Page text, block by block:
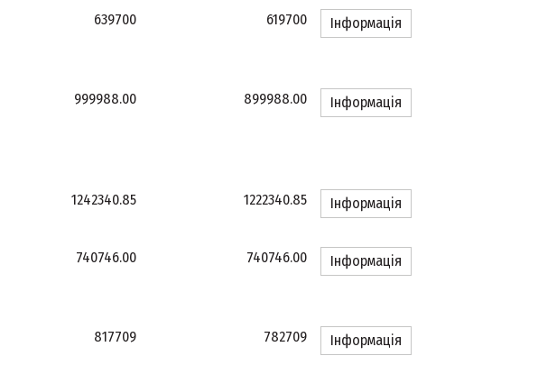
639700 619700 Інформація
999988.00 899988.00 Інформація
1242340.85 1222340.85 Інформація
740746.00 740746.00 Інформація
817709 782709 Інформація